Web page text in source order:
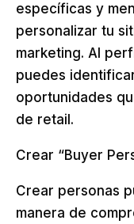
específicas y
personalizar tu
marketing. Al
puedes
oportunidades
de retail.
Crear “Buyer
Crear personas
manera de